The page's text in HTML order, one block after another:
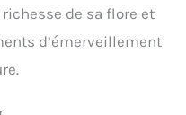
de sa flore et
d’émerveillement